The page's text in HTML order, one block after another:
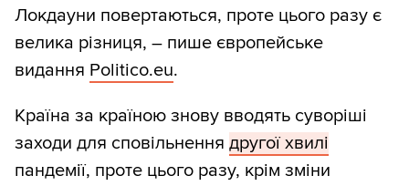
Локдауни повертаються, проте цього разу є
велика різниця, – пише європейське
видання Politico.eu.
Країна за країною знову вводять суворіші
заходи для сповільнення другої хвилі
пандемії, проте цього разу, крім зміни